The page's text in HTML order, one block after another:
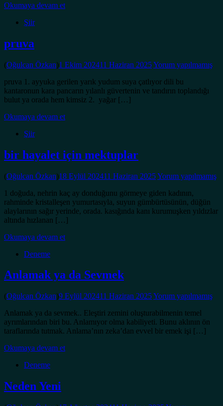
Okumaya devam et
Şiir
pruva
(Oğulcan Özkan)1 Ekim 202411 Haziran 2025Yorum yapılmamış
pruva 1. ayyuka gerilen yarık yudum suya çatlıyor dili bu
kantaronun kara pancarın yılanlı güvertenin ve tandırın toplandığı
bulut ya orada hem kimsiz 2. yağar […]
Okumaya devam et
Şiir
bir hayalet için mektuplar
(Oğulcan Özkan)18 Eylül 202411 Haziran 2025Yorum yapılmamış
1 doğuda, nehrin kaç ay donduğunu görmeye giden kadının,
rahminde kristalleşen yumurtasıyla, suyun gümbürtüsünün, düğün
alaylarının sağır yerinde, orada. kasığında kanı kurumuşken yıldızlar
altında hızlanan […]
Okumaya devam et
Deneme
Anlamak ya da Sevmek
(Oğulcan Özkan)9 Eylül 202411 Haziran 2025Yorum yapılmamış
Anlamak ya da sevmek.. Eleştiri zemini oluşturabilmenin temel
ayrımlarından biri bu. Anlamıyor olma kabiliyeti. Bunu aklının ön
taraflarında tutmak. Anlama’nın zeka’dan evvel bir emek işi […]
Okumaya devam et
Deneme
Neden Yeni